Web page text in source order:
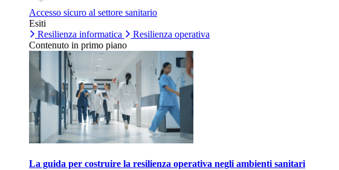
Accesso sicuro al settore sanitario
Esiti
Resilienza informatica
Resilienza operativa
Contenuto in primo piano
La guida per costruire la resilienza operativa negli ambienti sanitari